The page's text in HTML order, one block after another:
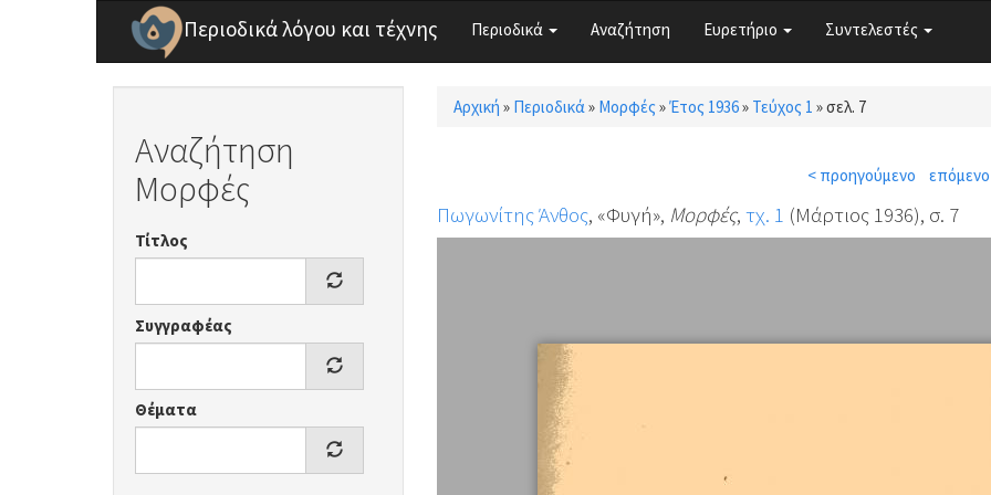
Παράκαμψη προς το κυρίως περιεχόμενο
Περιοδικά λόγου και τέχνης Περιοδικά Αναζήτηση Ευρετήριο Συντελεστές
Αναζήτηση
Μορφές
Τίτλος
Συγγραφέας
Θέματα
Είστε εδώ
Αρχική » Περιοδικά» Μορφές »Έτος 1936» Τεύχος 1 »σελ. 7
< προηγούμενο
Πωγωνίτης Άνθος, «Φυγή», Μορφές, τχ. 1 (Μάρτιος 1936), σ. 7